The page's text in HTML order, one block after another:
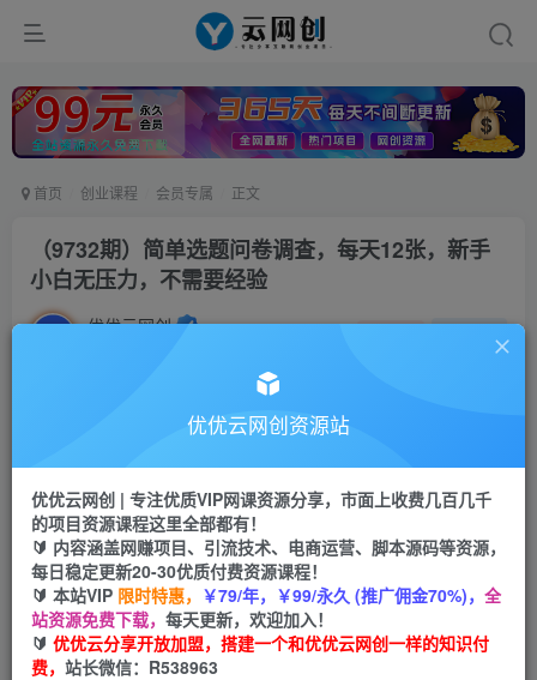
首页 创业课程 会员专属 正文
（9732期）简单选题问卷调查，每天12张，新手
小白无压力，不需要经验
优优云网创 私信
会员专属资源
会员免费
您暂无购买权限，请先开通会员
开通会员
优优云网创资源站
优优云网创 | 专注优质VIP网课资源分享，市面上收费几百几千
的项目资源课程这里全部都有！
🔰 内容涵盖网赚项目、引流技术、电商运营、脚本源码等资源，
每日稳定更新20-30优质付费资源课程！
🔰 本站VIP 限时特惠， ￥79/年，￥99/永久 (推广佣金70%)， 全
站资源免费下载， 每天更新，欢迎加入！
🔰 优优云分享开放加盟，搭建一个和优优云网创一样的知识付
费， 站长微信：R538963